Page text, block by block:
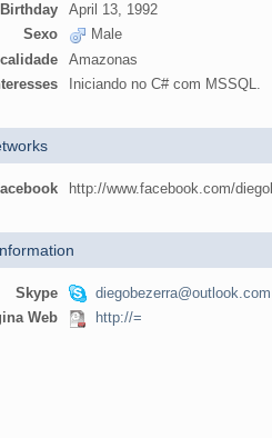
Birthday
April 13, 1992
Sexo
Male
Amazonas
Iniciando no C# com MSSQL.
http://www.facebook.com/
Skype
diegobezerra@outlook.com
Web
http://=